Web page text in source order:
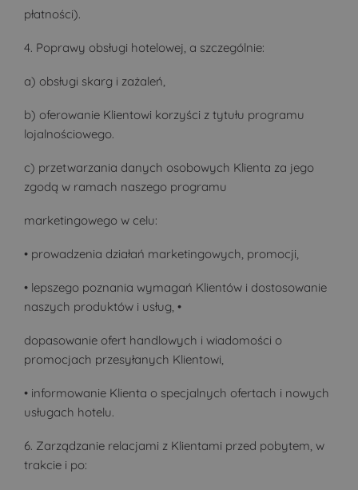
płatności).
4. Poprawy obsługi hotelowej, a szczególnie:
a) obsługi skarg i zażaleń,
b) oferowanie Klientowi korzyści z tytułu programu
lojalnościowego.
c) przetwarzania danych osobowych Klienta za jego
zgodą w ramach naszego programu
marketingowego w celu:
• prowadzenia działań marketingowych, promocji,
• lepszego poznania wymagań Klientów i dostosowanie
naszych produktów i usług, •
dopasowanie ofert handlowych i wiadomości o
promocjach przesyłanych Klientowi,
• informowanie Klienta o specjalnych ofertach i nowych
usługach hotelu.
6. Zarządzanie relacjami z Klientami przed pobytem, w
trakcie i po: